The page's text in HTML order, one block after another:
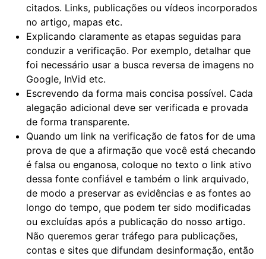
citados. Links, publicações ou vídeos incorporados
no artigo, mapas etc.
Explicando claramente as etapas seguidas para
conduzir a verificação. Por exemplo, detalhar que
foi necessário usar a busca reversa de imagens no
Google, InVid etc.
Escrevendo da forma mais concisa possível. Cada
alegação adicional deve ser verificada e provada
de forma transparente.
Quando um link na verificação de fatos for de uma
prova de que a afirmação que você está checando
é falsa ou enganosa, coloque no texto o link ativo
dessa fonte confiável e também o link arquivado,
de modo a preservar as evidências e as fontes ao
longo do tempo, que podem ter sido modificadas
ou excluídas após a publicação do nosso artigo.
Não queremos gerar tráfego para publicações,
contas e sites que difundam desinformação, então